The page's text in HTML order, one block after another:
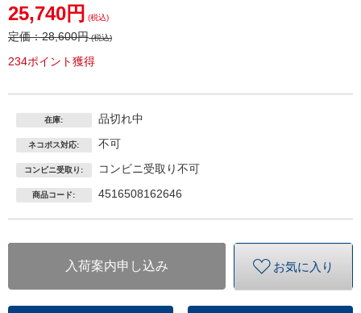
25,740円 (税込)
定価：28,600円(税込)
234ポイント獲得
在庫: 品切れ中
ネコポス対応: 不可
コンビニ受取り: コンビニ受取り不可
商品コード: 4516508162646
入荷案内申し込み お気に入り